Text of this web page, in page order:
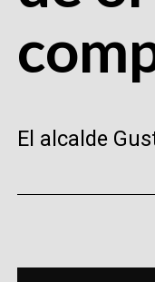
El alcalde